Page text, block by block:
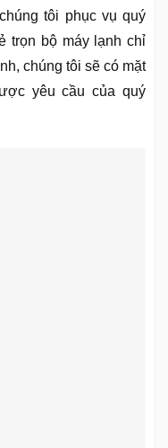
chúng tôi phục vụ quý
trọn bộ máy lạnh chỉ
chúng tôi sẽ có mặt
yêu cầu của quý